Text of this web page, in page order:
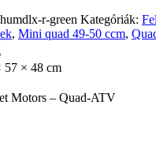
r-green Kategóriák:
, Mini quad 49-50 ccm,
57 × 48 cm
Motors – Quad-ATV